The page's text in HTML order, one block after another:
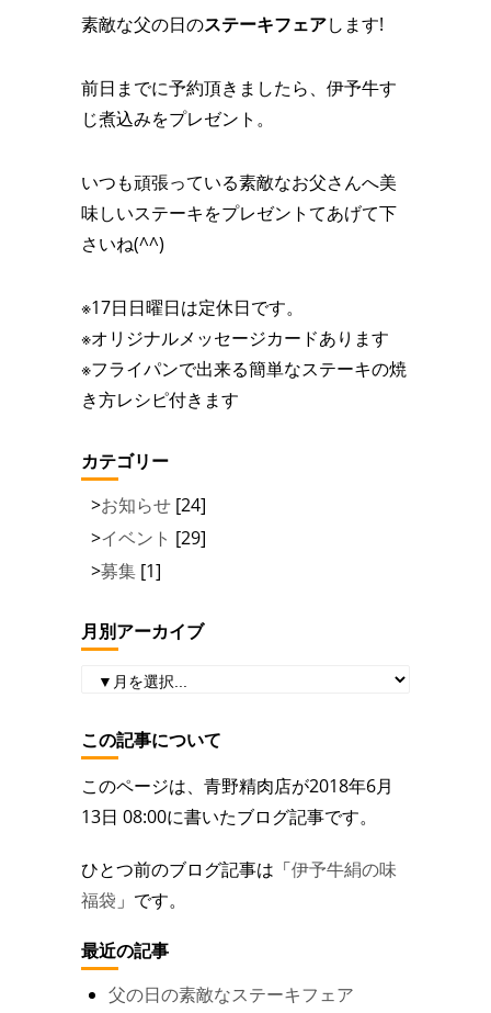
素敵な父の日のステーキフェアします!
前日までに予約頂きましたら、伊予牛す
じ煮込みをプレゼント。
いつも頑張っている素敵なお父さんへ美
味しいステーキをプレゼントてあげて下
さいね(^^)
※17日日曜日は定休日です。
※オリジナルメッセージカードあります
※フライパンで出来る簡単なステーキの焼
き方レシピ付きます
カテゴリー
お知らせ [24]
イベント [29]
募集 [1]
月別アーカイブ
この記事について
このページは、青野精肉店が2018年6月
13日 08:00に書いたブログ記事です。
ひとつ前のブログ記事は「伊予牛絹の味
福袋 」です。
最近の記事
父の日の素敵なステーキフェア